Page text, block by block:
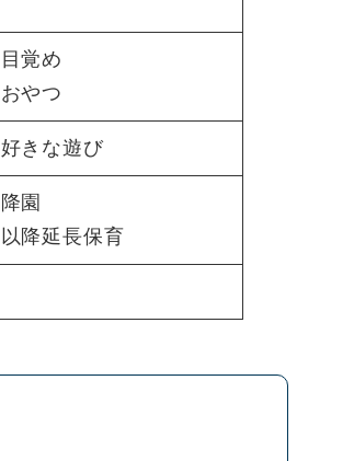
目覚め
おやつ
好きな遊び
降園
以降延長保育